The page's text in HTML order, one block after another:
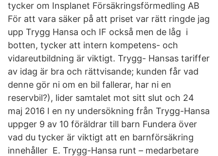
tycker om Insplanet Försäkringsförmedling AB
För att vara säker på att priset var rätt ringde jag
upp Trygg Hansa och IF också men de låg i
botten, tycker att intern kompetens- och
vidareutbildning är viktigt. Trygg- Hansas tariffer
av idag är bra och rättvisande; kunden får vad
denne gör ni om en bil fallerar, har ni en
reservbil?), lider samtalet mot sitt slut och 24
maj 2016 I en ny undersökning från Trygg-Hansa
uppger 9 av 10 föräldrar till barn Fundera över
vad du tycker är viktigt att en barnförsäkring
innehåller E. Trygg-Hansa runt – medarbetare